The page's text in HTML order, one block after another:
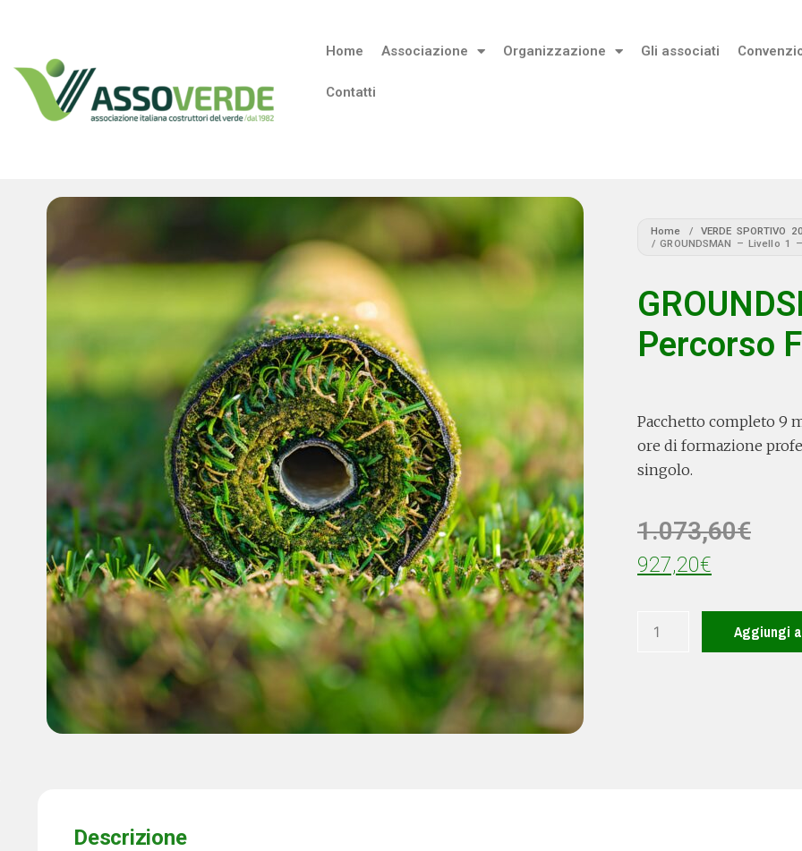
Home Associazione Organizzazione Gli associati
Contatti
Home / VERDE SPORTIVO
/ GROUNDSMAN – Livello 1
Percorso
Pacchetto completo 9
ore di formazione
singolo.
1.073,60€
927,20€
Aggiungi
Descrizione